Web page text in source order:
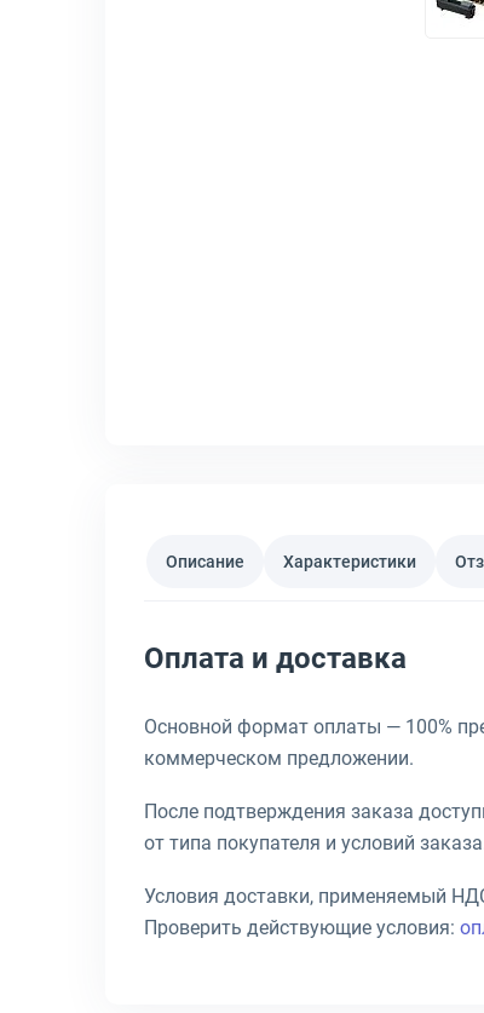
Описание Характеристики
Оплата и доставка
Основной формат оплаты — 100%
коммерческом предложении.
После подтверждения заказа
от типа покупателя и условий
Условия доставки, применяемый
Проверить действующие условия: